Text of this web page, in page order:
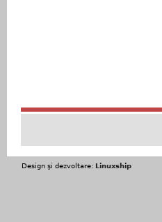
Design şi dezvoltare: Linuxship